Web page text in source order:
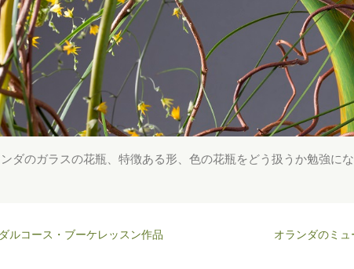
ダのガラスの花瓶、特徴ある形、色の花瓶をどう扱うか勉強に
ルコース・ブーケレッスン作品 オランダのミ